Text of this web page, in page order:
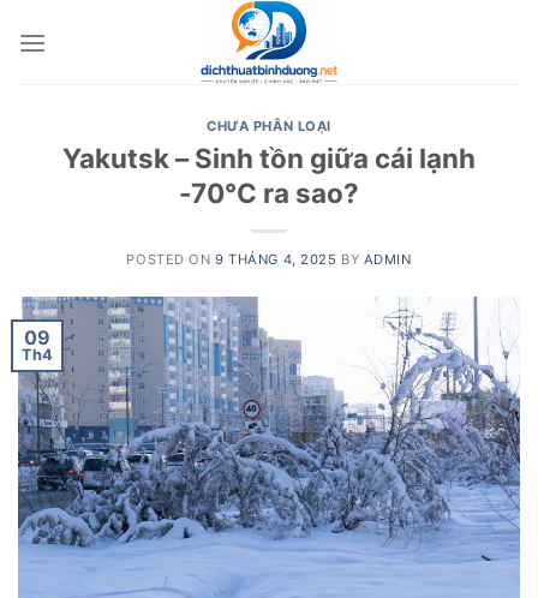
CHƯA PHÂN LOẠI
Yakutsk – Sinh tồn giữa cái lạnh
-70°C ra sao?
POSTED ON9 THÁNG 4, 2025 BY ADMIN
09
Th4